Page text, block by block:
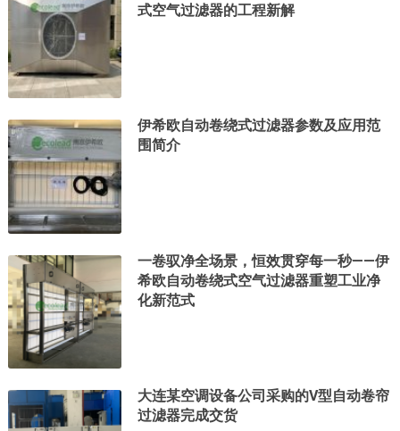
式空气过滤器的工程新解
伊希欧自动卷绕式过滤器参数及应用范
围简介
一卷驭净全场景，恒效贯穿每一秒——伊
希欧自动卷绕式空气过滤器重塑工业净
化新范式
大连某空调设备公司采购的V型自动卷帘
过滤器完成交货